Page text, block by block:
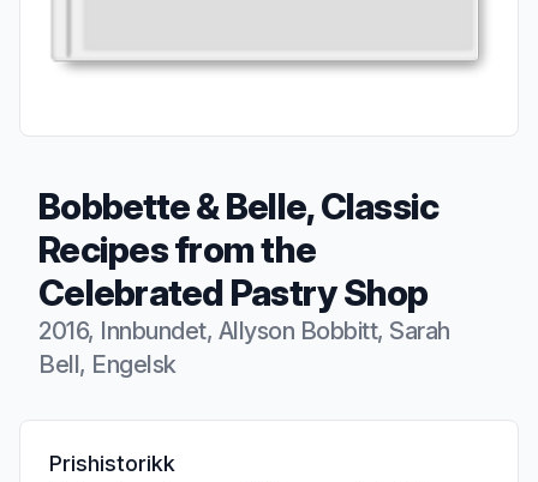
Bobbette & Belle, Classic
Recipes from the
Celebrated Pastry Shop
2016, Innbundet, Allyson Bobbitt, Sarah
Bell, Engelsk
Produktbeskrivelse
Prishistorikk